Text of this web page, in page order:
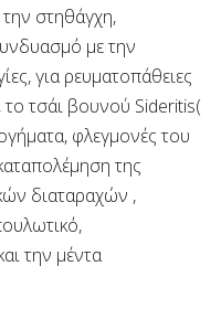
στηθάγχη,
με την
για ρευματοπάθειες
το τσάι βουνού Sideritis(
φλεγμονές του
της
διαταραχών ,
την μέντα